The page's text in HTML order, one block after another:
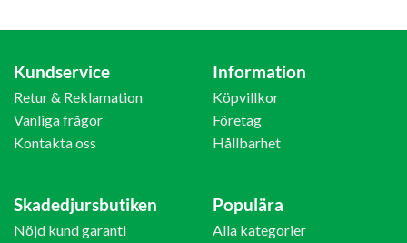
Kundservice
Retur & Reklamation
Vanliga frågor
Kontakta oss
Information
Köpvillkor
Företag
Hållbarhet
Skadedjursbutiken
Nöjd kund garanti
Populära
Alla kategorier